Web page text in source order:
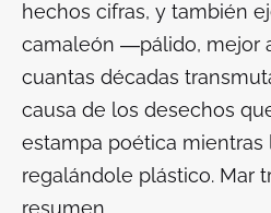
hechos cifras, y también
camaleón ―pálido, mejor
cuantas décadas
causa de los desechos
estampa poética
regalándole plástico. Mar
resumen.